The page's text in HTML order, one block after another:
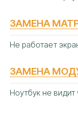
ЗАМЕНА
Не работает
ЗАМЕНА
Ноутбук не видит